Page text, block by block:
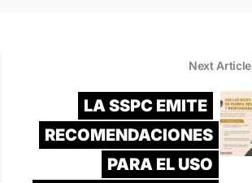
Next Article
LA SSPC EMITE
RECOMENDACIONES
PARA EL USO